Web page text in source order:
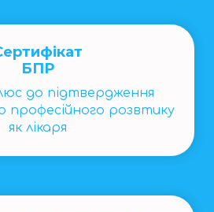
БПР
до підтвердження
професійного розвтику
як лікаря